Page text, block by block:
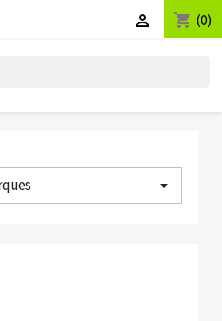
shopping_cart (0)

arrow_drop_down